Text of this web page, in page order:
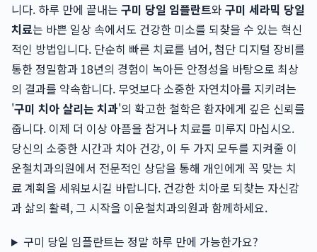
니다. 하루 만에 끝내는 구미 당일 임플란트와 구미 세라믹 당일
치료는 바쁜 일상 속에서도 건강한 미소를 되찾을 수 있는 혁신
적인 방법입니다. 단순히 빠른 치료를 넘어, 첨단 디지털 장비를
통한 정밀함과 18년의 경험이 녹아든 안정성을 바탕으로 최상
의 결과를 약속합니다. 무엇보다 소중한 자연치아를 지키려는
'구미 치아 살리는 치과'의 확고한 철학은 환자에게 깊은 신뢰를
줍니다. 이제 더 이상 아픔을 참거나 치료를 미루지 마십시오.
당신의 소중한 시간과 치아 건강, 이 두 가지 모두를 지켜줄 이
운철치과의원에서 전문적인 상담을 통해 개인에게 꼭 맞는 치
료 계획을 세워보시길 바랍니다. 건강한 치아로 되찾는 자신감
과 삶의 활력, 그 시작을 이운철치과의원과 함께하세요.
구미 당일 임플란트는 정말 하루 만에 가능한가요?